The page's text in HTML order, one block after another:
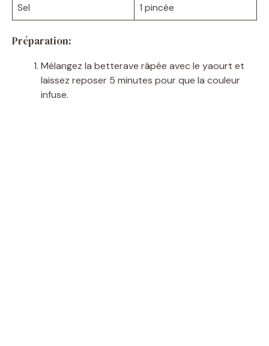
Sel
1 pincée
Préparation:
Mélangez la betterave râpée avec le yaourt et
laissez reposer 5 minutes pour que la couleur
infuse.